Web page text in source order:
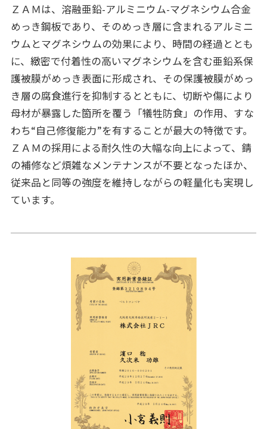
ＺＡＭは、溶融亜鉛-アルミニウム-マグネシウム合金
めっき鋼板であり、そのめっき層に含まれるアルミニ
ウムとマグネシウムの効果により、時間の経過ととも
に、緻密で付着性の高いマグネシウムを含む亜鉛系保
護被膜がめっき表面に形成され、その保護被膜がめっ
き層の腐食進行を抑制するとともに、切断や傷により
母材が暴露した箇所を覆う「犠牲防食」の作用、すな
わち“自己修復能力”を有することが最大の特徴です。
ＺＡＭの採用による耐久性の大幅な向上によって、錆
の補修など煩雑なメンテナンスが不要となったほか、
従来品と同等の強度を維持しながらの軽量化も実現し
ています。